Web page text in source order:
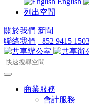
English
列出空間
關於我們 新聞
聯絡我們 +852 9415 1503
商業服務
會計服務